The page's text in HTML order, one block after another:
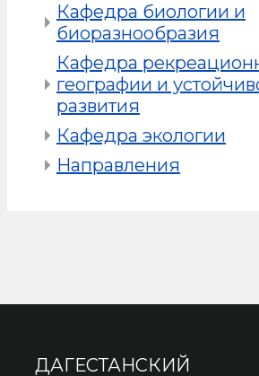
Кафедра биологии и
биоразнообразия
Кафедра
географии и
развития
Кафедра экологии
Направления
ДАГЕСТАНСКИЙ